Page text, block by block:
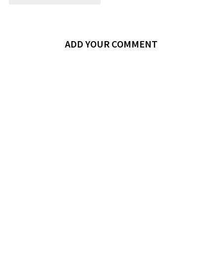
ADD YOUR COMMENT